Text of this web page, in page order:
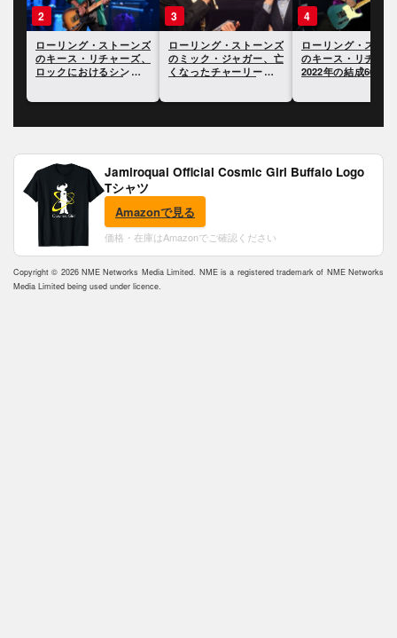
3
ローリング・ストーンズ
のミック・ジャガー、亡
くなったチャーリー・ワ
4
ローリング・ストーンズ
のキース・リチャーズ、
2022年の結成60周年につ
5
ミック・ジャガー
ス・リチャーズ、
ったチャーリー・
Jamiroquai Official Cosmic Girl Buffalo Logo
Tシャツ
Amazonで見る
価格・在庫はAmazonでご確認ください
Copyright © 2026 NME Networks Media Limited. NME is a registered trademark of NME Networks
Media Limited being used under licence.